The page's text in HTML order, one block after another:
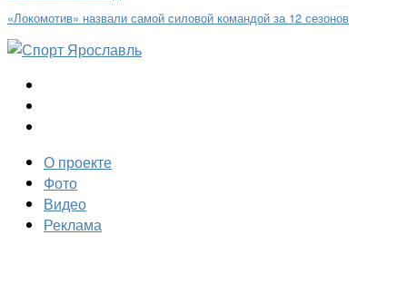
«Локомотив» назвали самой силовой командой за 12 сезонов
О проекте
Фото
Видео
Реклама